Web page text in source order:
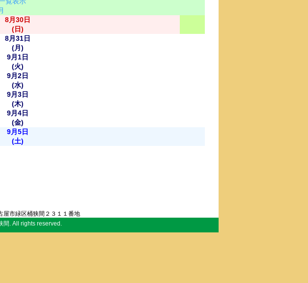
8月30日
(日)
8月31日
(月)
9月1日
(火)
9月2日
(水)
9月3日
(木)
9月4日
(金)
9月5日
(土)
市緑区桶狭間２３１１番地
間. All rights reserved.